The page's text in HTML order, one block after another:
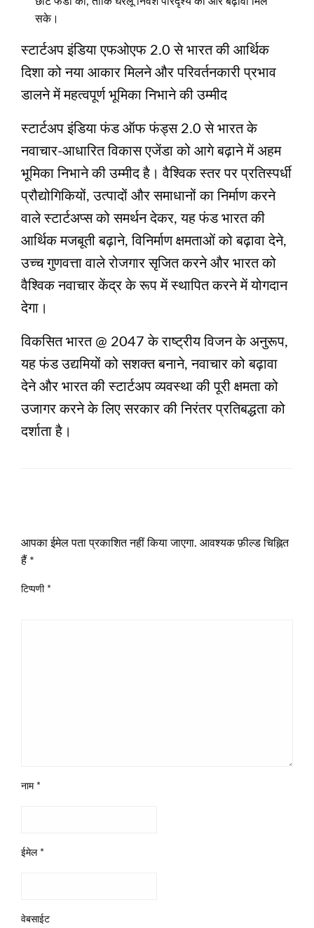
सके।
स्टार्टअप इंडिया एफओएफ 2.0 से भारत की आर्थिक
दिशा को नया आकार मिलने और परिवर्तनकारी प्रभाव
डालने में महत्वपूर्ण भूमिका निभाने की उम्मीद
स्टार्टअप इंडिया फंड ऑफ फंड्स 2.0 से भारत के
नवाचार-आधारित विकास एजेंडा को आगे बढ़ाने में अहम
भूमिका निभाने की उम्मीद है। वैश्विक स्तर पर प्रतिस्पर्धी
प्रौद्योगिकियों, उत्पादों और समाधानों का निर्माण करने
वाले स्टार्टअप्स को समर्थन देकर, यह फंड भारत की
आर्थिक मजबूती बढ़ाने, विनिर्माण क्षमताओं को बढ़ावा देने,
उच्च गुणवत्ता वाले रोजगार सृजित करने और भारत को
वैश्विक नवाचार केंद्र के रूप में स्थापित करने में योगदान
देगा।
विकसित भारत @ 2047 के राष्ट्रीय विजन के अनुरूप,
यह फंड उद्यमियों को सशक्त बनाने, नवाचार को बढ़ावा
देने और भारत की स्टार्टअप व्यवस्था की पूरी क्षमता को
उजागर करने के लिए सरकार की निरंतर प्रतिबद्धता को
दर्शाता है।
आपका ईमेल पता प्रकाशित नहीं किया जाएगा. आवश्यक फ़ील्ड चिह्नित
हैं *
टिप्पणी *
नाम *
ईमेल *
वेबसाईट